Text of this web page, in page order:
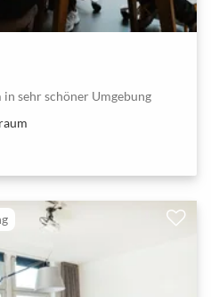
sehr schöner Umgebung